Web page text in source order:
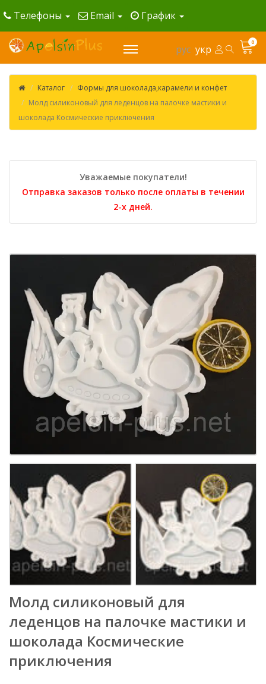
Телефоны Email График
рус укр
0
Каталог
Формы для шоколада,карамели и конфет
Молд силиконовый для леденцов на палочке мастики и
шоколада Космические приключения
Уважаемые покупатели!
Отправка заказов только после оплаты в течении
2-х дней.
Молд силиконовый для
леденцов на палочке мастики и
шоколада Космические
приключения